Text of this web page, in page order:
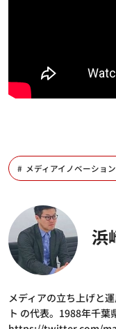
メディアイノベーショ
浜
メディアの立ち上げと
ト の代表。1988年千